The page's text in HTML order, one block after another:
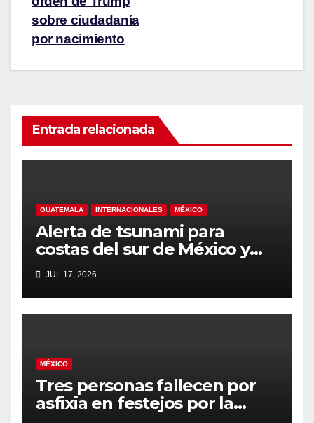
sobre ciudadanía
por nacimiento
Entrada relacionada
GUATEMALA INTERNACIONALES MÉXICO
Alerta de tsunami para
costas del sur de México y
Guatemala tras terremoto de
magnitud 7.4
JUL 17, 2026
MÉXICO
Tres personas fallecen por
asfixia en festejos por la